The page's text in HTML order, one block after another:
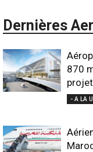
Dernières
870
- A LA